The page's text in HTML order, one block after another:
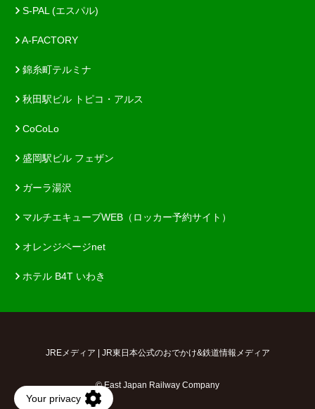
S-PAL (エスパル)
A-FACTORY
錦糸町テルミナ
秋田駅ビル トピコ・アルス
CoCoLo
盛岡駅ビル フェザン
ガーラ湯沢
マルチエキューブWEB（ロッカー予約サイト）
オレンジページnet
ホテル B4T いわき
JREメディア | JR東日本公式のおでかけ&鉄道情報メディア
© East Japan Railway Company